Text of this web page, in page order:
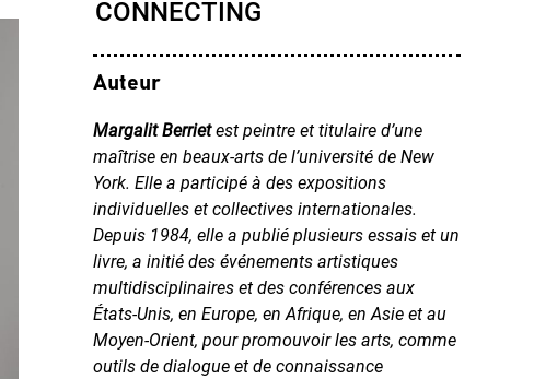
Auteur
Margalit Berrietest peintre et titulaire d’une
maîtrise en beaux-arts de l’université de New
York. Elle a participé à des expositions
individuelles et collectives internationales.
Depuis 1984, elle a publié plusieurs essais et un
livre, a initié des événements artistiques
multidisciplinaires et des conférences aux
États-Unis, en Europe, en Afrique, en Asie et au
Moyen-Orient, pour promouvoir les arts, comme
outils de dialogue et de connaissance